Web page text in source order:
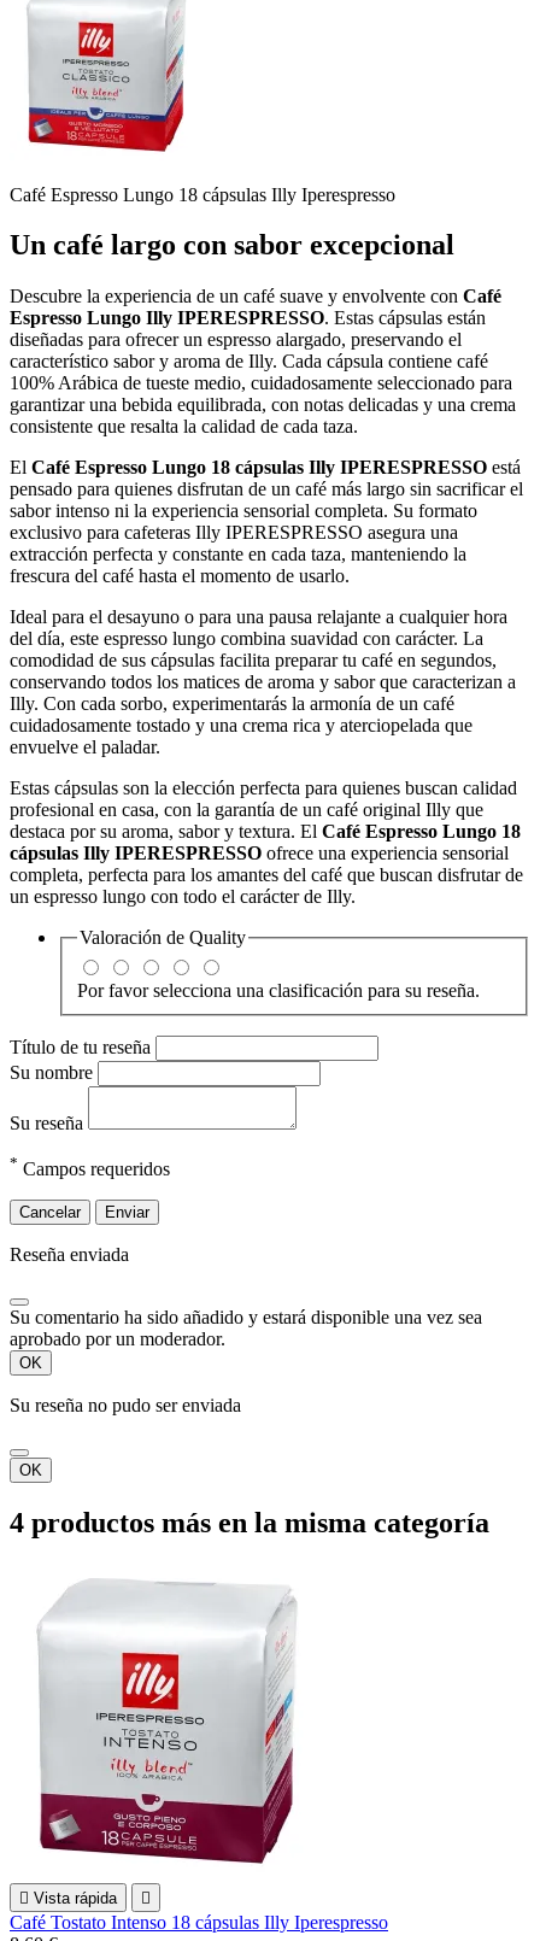
Café Espresso Lungo 18 cápsulas Illy Iperespresso
Un café largo con sabor excepcional
Descubre la experiencia de un café suave y envolvente con Café
Espresso Lungo Illy IPERESPRESSO. Estas cápsulas están
diseñadas para ofrecer un espresso alargado, preservando el
característico sabor y aroma de Illy. Cada cápsula contiene café
100% Arábica de tueste medio, cuidadosamente seleccionado para
garantizar una bebida equilibrada, con notas delicadas y una crema
consistente que resalta la calidad de cada taza.
El Café Espresso Lungo 18 cápsulas Illy IPERESPRESSO está
pensado para quienes disfrutan de un café más largo sin sacrificar el
sabor intenso ni la experiencia sensorial completa. Su formato
exclusivo para cafeteras Illy IPERESPRESSO asegura una
extracción perfecta y constante en cada taza, manteniendo la
frescura del café hasta el momento de usarlo.
Ideal para el desayuno o para una pausa relajante a cualquier hora
del día, este espresso lungo combina suavidad con carácter. La
comodidad de sus cápsulas facilita preparar tu café en segundos,
conservando todos los matices de aroma y sabor que caracterizan a
Illy. Con cada sorbo, experimentarás la armonía de un café
cuidadosamente tostado y una crema rica y aterciopelada que
envuelve el paladar.
Estas cápsulas son la elección perfecta para quienes buscan calidad
profesional en casa, con la garantía de un café original Illy que
destaca por su aroma, sabor y textura. El Café Espresso Lungo 18
cápsulas Illy IPERESPRESSO ofrece una experiencia sensorial
completa, perfecta para los amantes del café que buscan disfrutar de
un espresso lungo con todo el carácter de Illy.
Valoración de Quality
Por favor selecciona una clasificación para su reseña.
Título de tu reseña
Su nombre
Su reseña
* Campos requeridos
Cancelar Enviar
Reseña enviada
Su comentario ha sido añadido y estará disponible una vez sea
aprobado por un moderador.
OK
Su reseña no pudo ser enviada
OK
4 productos más en la misma categoría
 Vista rápida 
Café Tostato Intenso 18 cápsulas Illy Iperespresso